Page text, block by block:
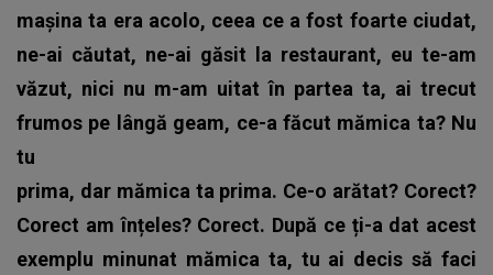
mașina ta era acolo, ceea ce a fost foarte ciudat,
ne-ai căutat, ne-ai găsit la restaurant, eu te-am
văzut, nici nu m-am uitat în partea ta, ai trecut
frumos pe lângă geam, ce-a făcut mămica ta? Nu
tu
prima, dar mămica ta prima. Ce-o arătat? Corect?
Corect am înțeles? Corect. După ce ți-a dat acest
exemplu minunat mămica ta, tu ai decis să faci